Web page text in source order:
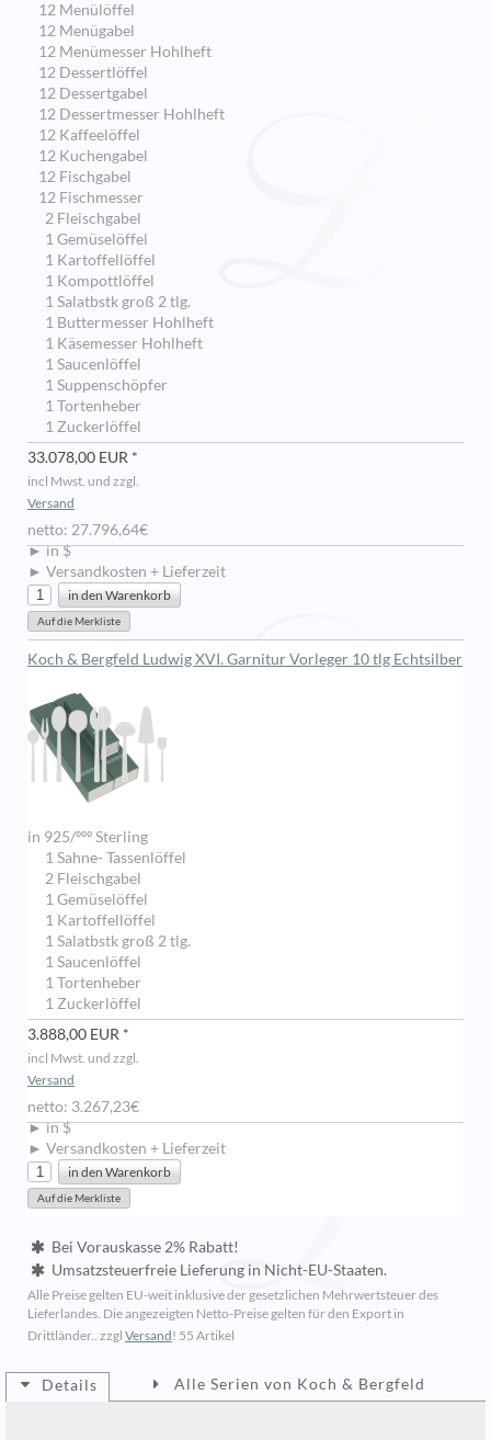
12 Menülöffel
12 Menügabel
12 Menümesser Hohlheft
12 Dessertlöffel
12 Dessertgabel
12 Dessertmesser Hohlheft
12 Kaffeelöffel
12 Kuchengabel
12 Fischgabel
12 Fischmesser
2 Fleischgabel
1 Gemüselöffel
1 Kartoffellöffel
1 Kompottlöffel
1 Salatbstk groß 2 tlg.
1 Buttermesser Hohlheft
1 Käsemesser Hohlheft
1 Saucenlöffel
1 Suppenschöpfer
1 Tortenheber
1 Zuckerlöffel
33.078,00 EUR *
incl Mwst. und zzgl.
Versand
netto: 27.796,64€
► in $
► Versandkosten + Lieferzeit
Koch & Bergfeld Ludwig XVI. Garnitur Vorleger 10 tlg Echtsilber
in 925/ººº Sterling
1 Sahne- Tassenlöffel
2 Fleischgabel
1 Gemüselöffel
1 Kartoffellöffel
1 Salatbstk groß 2 tlg.
1 Saucenlöffel
1 Tortenheber
1 Zuckerlöffel
3.888,00 EUR *
incl Mwst. und zzgl.
Versand
netto: 3.267,23€
► in $
► Versandkosten + Lieferzeit
Bei Vorauskasse 2% Rabatt!
Umsatzsteuerfreie Lieferung in Nicht-EU-Staaten.
Alle Preise gelten EU-weit inklusive der gesetzlichen Mehrwertsteuer des
Lieferlandes. Die angezeigten Netto-Preise gelten für den Export in
Drittländer.. zzgl Versand! 55 Artikel
Details Alle Serien von Koch & Bergfeld